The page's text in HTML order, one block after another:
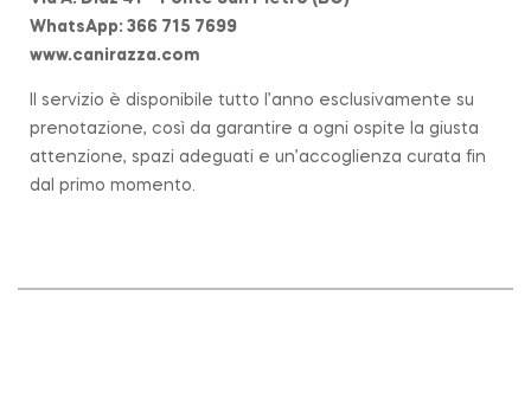
WhatsApp: 366 715 7699
www.canirazza.com
Il servizio è disponibile tutto l’anno esclusivamente su
prenotazione, così da garantire a ogni ospite la giusta
attenzione, spazi adeguati e un’accoglienza curata fin
dal primo momento.